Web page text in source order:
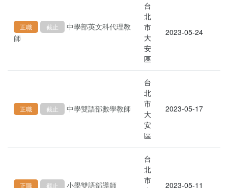
正職 截止
中學部英文科代理教
師
台
北
市
大
安
區
2023-05-24
正職 截止 中學雙語部數學教師
台
北
市
大
安
區
2023-05-17
正職 截止 小學雙語部導師
台
北
市
2023-05-11